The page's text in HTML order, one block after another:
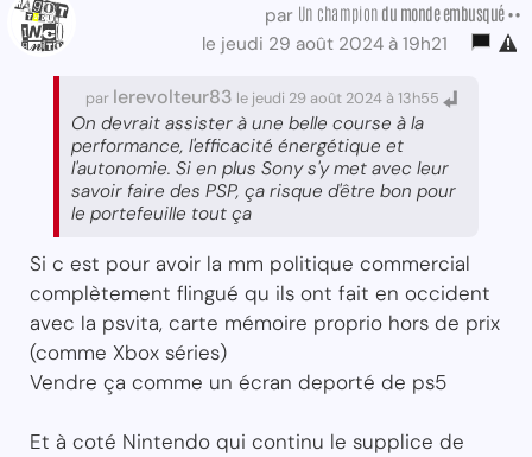
par Un champion du monde embusqué ••
le jeudi 29 août 2024 à 19h21
par lerevolteur83 le jeudi 29 août 2024 à 13h55
On devrait assister à une belle course à la
performance, l'efficacité énergétique et
l'autonomie. Si en plus Sony s'y met avec leur
savoir faire des PSP, ça risque d'être bon pour
le portefeuille tout ça
Si c est pour avoir la mm politique commercial
complètement flingué qu ils ont fait en occident
avec la psvita, carte mémoire proprio hors de prix
(comme Xbox séries)
Vendre ça comme un écran deporté de ps5
Et à coté Nintendo qui continu le supplice de